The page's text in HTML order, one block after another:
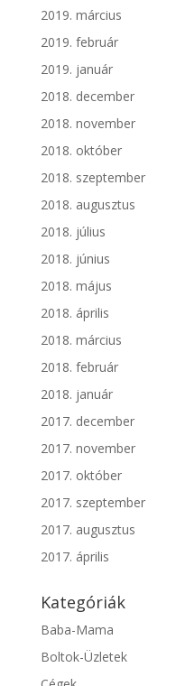
2019. március
2019. február
2019. január
2018. december
2018. november
2018. október
2018. szeptember
2018. augusztus
2018. július
2018. június
2018. május
2018. április
2018. március
2018. február
2018. január
2017. december
2017. november
2017. október
2017. szeptember
2017. augusztus
2017. április
Kategóriák
Baba-Mama
Boltok-Üzletek